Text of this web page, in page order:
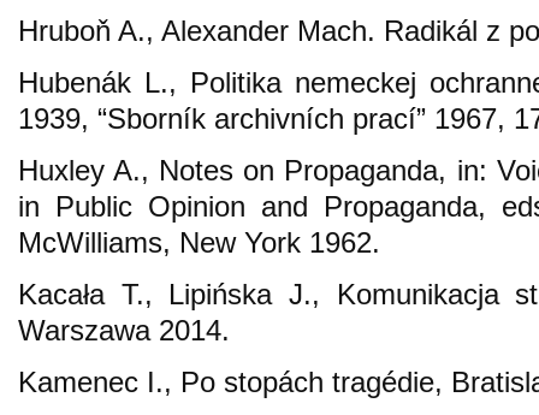
Hruboň A., Alexander Mach. Radikál z
Hubenák L., Politika nemeckej
1939, “Sborník archivních prací” 1967,
Huxley A., Notes on Propaganda, in:
in Public Opinion and Propaganda,
McWilliams, New York 1962.
Kacała T., Lipińska J., Komunikacja
Warszawa 2014.
Kamenec I., Po stopách tragédie,